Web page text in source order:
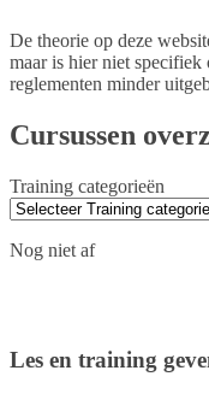
De theorie op deze
maar is hier niet specifiek
reglementen minder
Cursussen
Training categorieën
Nog niet af
Les en training